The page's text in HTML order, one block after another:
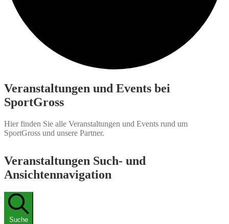
Veranstaltungen und Events bei
SportGross
Hier finden Sie alle Veranstaltungen und Events rund um
SportGross und unsere Partner.
Veranstaltungen Such- und
Ansichtennavigation
Suche